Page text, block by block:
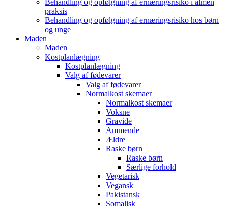
Behandling og opfølgning af ernæringsrisiko i almen
praksis
Behandling og opfølgning af ernæringsrisiko hos børn
og unge
Maden
Maden
Kostplanlægning
Kostplanlægning
Valg af fødevarer
Valg af fødevarer
Normalkost skemaer
Normalkost skemaer
Voksne
Gravide
Ammende
Ældre
Raske børn
Raske børn
Særlige forhold
Vegetarisk
Vegansk
Pakistansk
Somalisk